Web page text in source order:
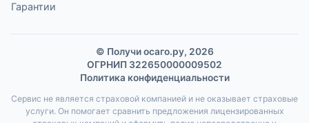
Гарантии
© Получи осаго.ру, 2026
ОГРНИП 322650000009502
Политика конфиденциальности
Сервис не является страховой компанией и не оказывает страховые
услуги. Он помогает сравнить предложения лицензированных